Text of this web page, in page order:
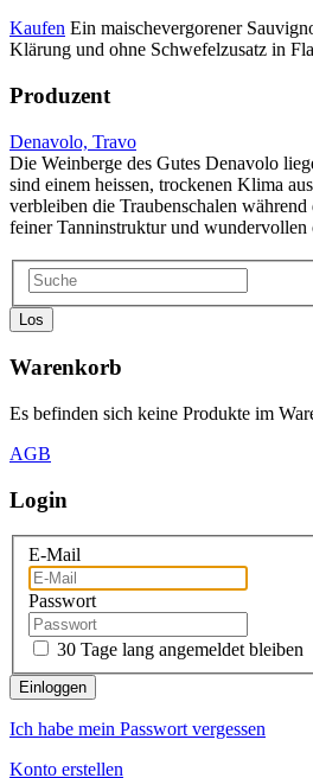
Kaufen Ein maischevergorener
Klärung und ohne Schwefelzusatz in
Produzent
Denavolo, Travo
Die Weinberge des Gutes Denavolo
sind einem heissen, trockenen Klima
verbleiben die Traubenschalen
feiner Tanninstruktur und wundervollen
Los
Warenkorb
Es befinden sich keine Produkte im
AGB
Login
E-Mail
Passwort
30 Tage lang angemeldet bleiben
Einloggen
Ich habe mein Passwort vergessen
Konto erstellen